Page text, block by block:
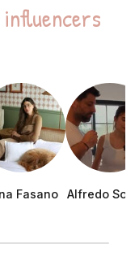
Fasano Alfredo